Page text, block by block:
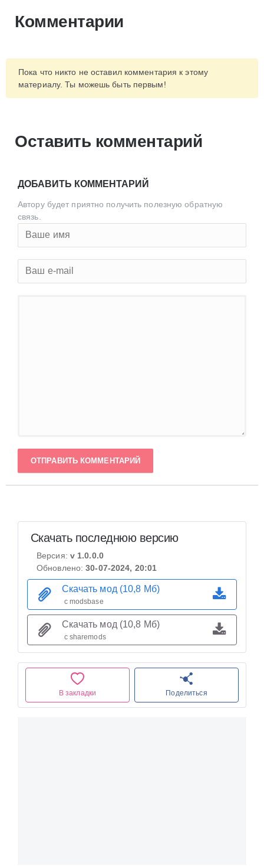
Комментарии
Пока что никто не оставил комментария к этому
материалу. Ты можешь быть первым!
Оставить комментарий
ДОБАВИТЬ КОММЕНТАРИЙ
Автору будет приятно получить полезную обратную
связь.
ОТПРАВИТЬ КОММЕНТАРИЙ
В закладки Поделиться
Скачать последнюю версию
Версия: v 1.0.0.0
Обновлено:30-07-2024, 20:01
Скачать мод (10,8 Мб)
с modsbase
Скачать мод (10,8 Мб)
с sharemods